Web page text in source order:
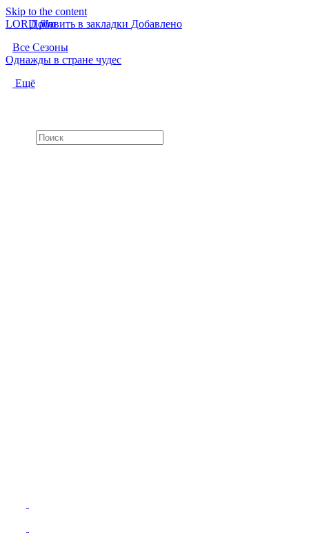
Skip to the content
LORDfilm
Все Сезоны
Однажды в стране чудес
Ещё
Добавить в закладки Добавлено